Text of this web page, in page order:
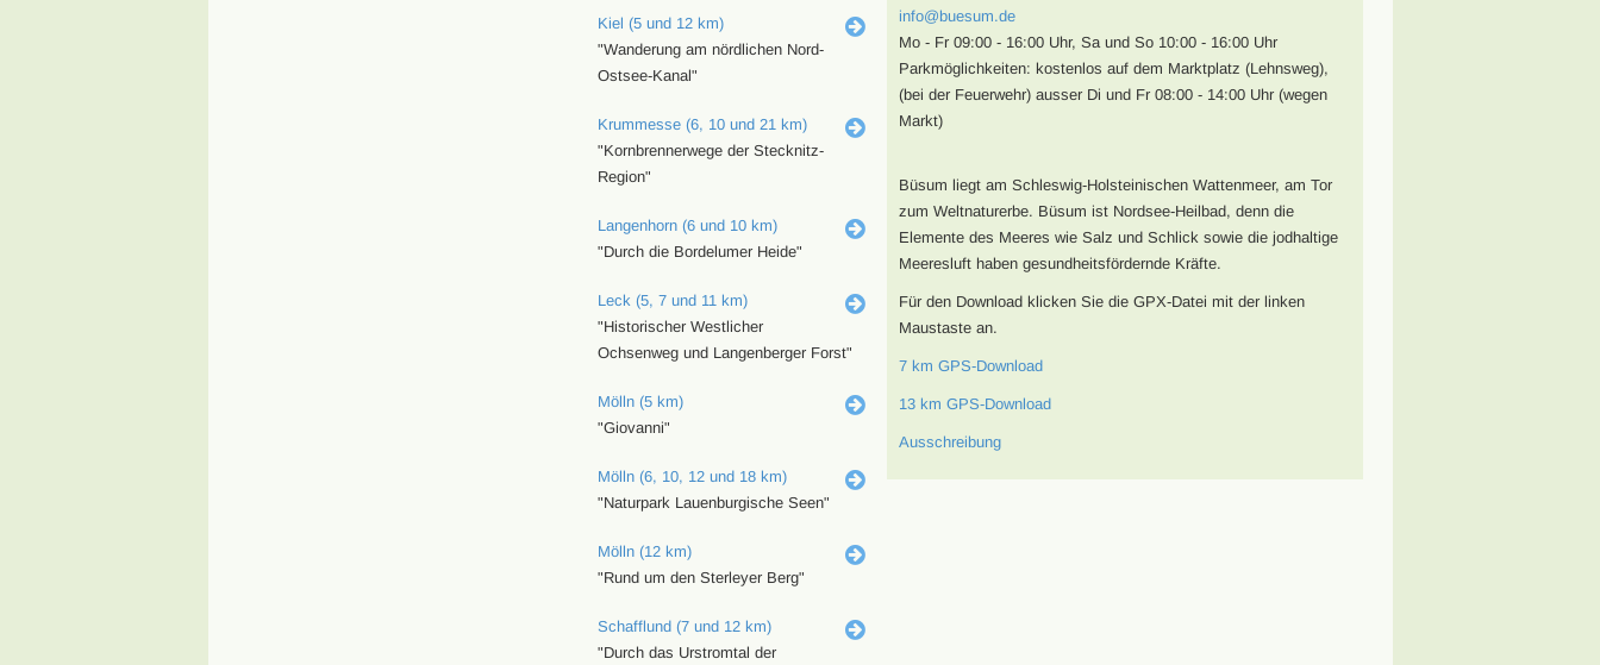
Kiel (5 und 12 km)
"Wanderung am nördlichen Nord-
Ostsee-Kanal"
Krummesse (6, 10 und 21 km)
"Kornbrennerwege der Stecknitz-
Region"
Langenhorn (6 und 10 km)
"Durch die Bordelumer Heide"
Leck (5, 7 und 11 km)
"Historischer Westlicher
Ochsenweg und Langenberger Forst"
Mölln (5 km)
"Giovanni"
Mölln (6, 10, 12 und 18 km)
"Naturpark Lauenburgische Seen"
Mölln (12 km)
"Rund um den Sterleyer Berg"
Schafflund (7 und 12 km)
"Durch das Urstromtal der
info@buesum.de
Mo - Fr 09:00 - 16:00 Uhr, Sa und So 10:00 - 16:00 Uhr
Parkmöglichkeiten: kostenlos auf dem Marktplatz (Lehnsweg),
(bei der Feuerwehr) ausser Di und Fr 08:00 - 14:00 Uhr (wegen
Markt)
Büsum liegt am Schleswig-Holsteinischen Wattenmeer, am Tor
zum Weltnaturerbe. Büsum ist Nordsee-Heilbad, denn die
Elemente des Meeres wie Salz und Schlick sowie die jodhaltige
Meeresluft haben gesundheitsfördernde Kräfte.
Für den Download klicken Sie die GPX-Datei mit der linken
Maustaste an.
7 km GPS-Download
13 km GPS-Download
Ausschreibung